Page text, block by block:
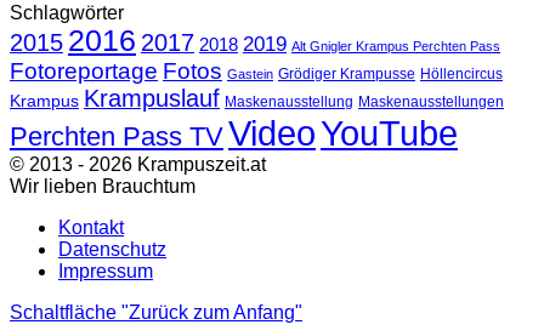
Schlagwörter
2015 2016 2017 2018 2019 Alt Gnigler Krampus Perchten Pass
Fotoreportage Fotos Gastein Grödiger Krampusse Höllencircus
Krampus Krampuslauf Maskenausstellung Maskenausstellungen
Perchten Pass TVVideoYouTube
© 2013 - 2026 Krampuszeit.at
Wir lieben Brauchtum
Kontakt
Datenschutz
Impressum
Schaltfläche "Zurück zum Anfang"